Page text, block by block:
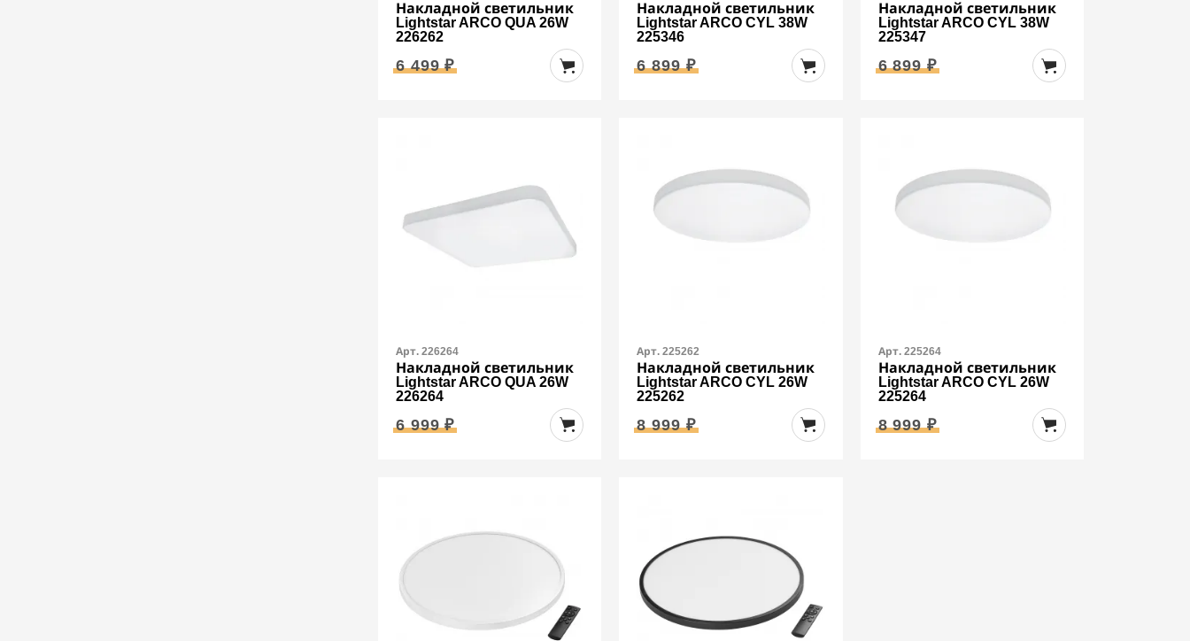
Накладной светильник
Lightstar ARCO QUA 26W
226262
6 499 ₽
Накладной светильник
Lightstar ARCO CYL 38W
225346
6 899 ₽
Накладной светильник
Lightstar ARCO CYL 38W
225347
6 899 ₽
Арт. 226264
Накладной светильник
Lightstar ARCO QUA 26W
226264
6 999 ₽
Арт. 225262
Накладной светильник
Lightstar ARCO CYL 26W
225262
8 999 ₽
Арт. 225264
Накладной светильник
Lightstar ARCO CYL 26W
225264
8 999 ₽